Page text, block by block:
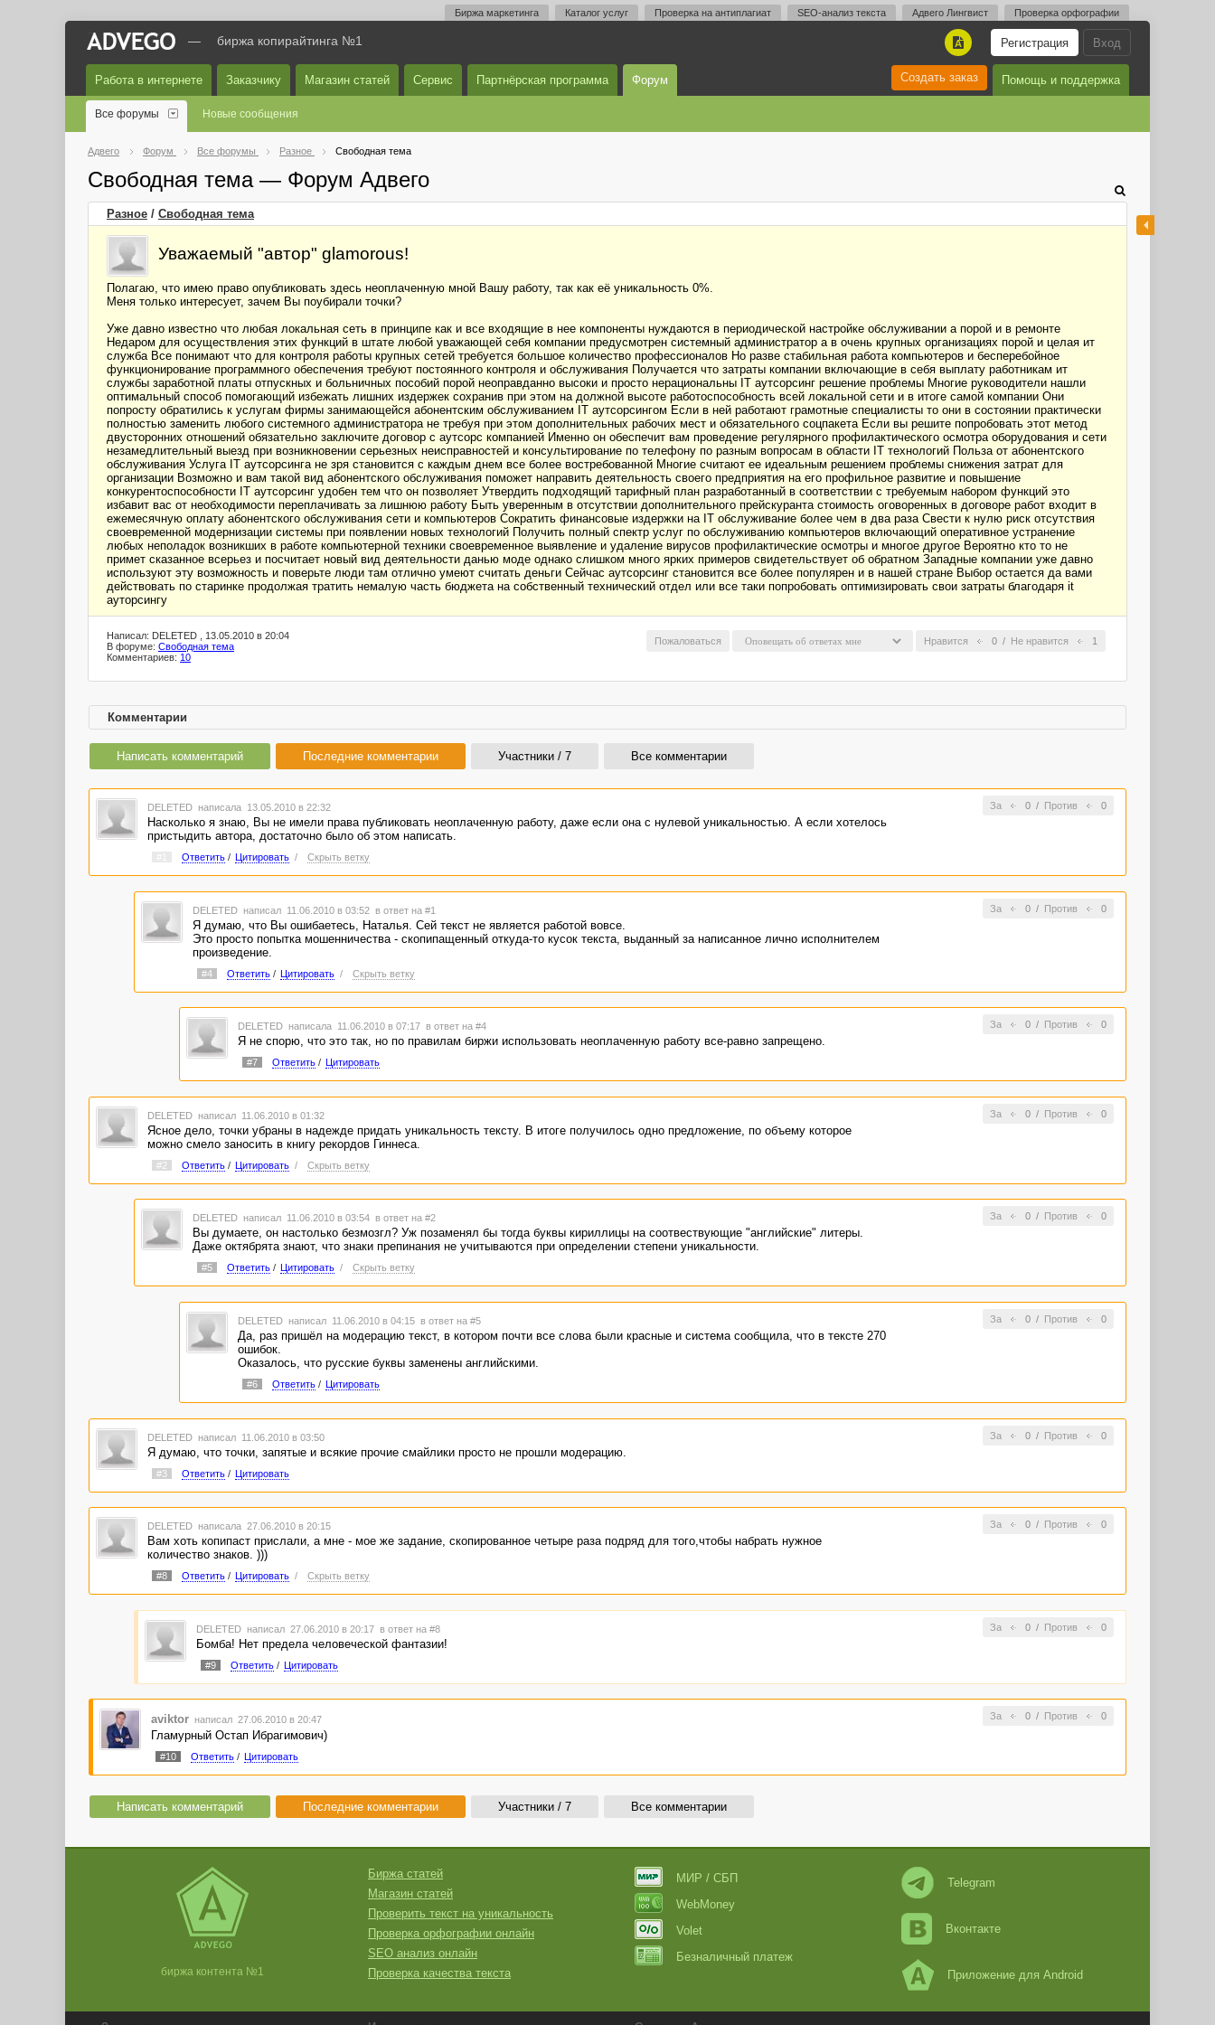
Биржа маркетинга Каталог услуг Проверка на антиплагиат SEO-анализ текста Адвего Лингвист Проверка орфографии
Вход
Регистрация
A
— биржа копирайтинга №1
Работа в интернете Заказчику Магазин статей Сервис Партнёрская программа Форум Помощь и поддержка
Создать заказ
Все форумы Новые сообщения
Адвего Форум Все форумы Разное Свободная тема
Свободная тема — Форум Адвего
Разное / Свободная тема
Уважаемый "автор" glamorous!
Полагаю, что имею право опубликовать здесь неоплаченную мной Вашу работу, так как её уникальность 0%.
Меня только интересует, зачем Вы поубирали точки?
Уже давно известно что любая локальная сеть в принципе как и все входящие в нее компоненты нуждаются в периодической настройке обслуживании а порой и в ремонте
Недаром для осуществления этих функций в штате любой уважающей себя компании предусмотрен системный администратор а в очень крупных организациях порой и целая ит
служба Все понимают что для контроля работы крупных сетей требуется большое количество профессионалов Но разве стабильная работа компьютеров и бесперебойное
функционирование программного обеспечения требуют постоянного контроля и обслуживания Получается что затраты компании включающие в себя выплату работникам ит
службы заработной платы отпускных и больничных пособий порой неоправданно высоки и просто нерациональны IT аутсорсинг решение проблемы Многие руководители нашли
оптимальный способ помогающий избежать лишних издержек сохранив при этом на должной высоте работоспособность всей локальной сети и в итоге самой компании Они
попросту обратились к услугам фирмы занимающейся абонентским обслуживанием IT аутсорсингом Если в ней работают грамотные специалисты то они в состоянии практически
полностью заменить любого системного администратора не требуя при этом дополнительных рабочих мест и обязательного соцпакета Если вы решите попробовать этот метод
двусторонних отношений обязательно заключите договор с аутсорс компанией Именно он обеспечит вам проведение регулярного профилактического осмотра оборудования и сети
незамедлительный выезд при возникновении серьезных неисправностей и консультирование по телефону по разным вопросам в области IT технологий Польза от абонентского
обслуживания Услуга IT аутсорсинга не зря становится с каждым днем все более востребованной Многие считают ее идеальным решением проблемы снижения затрат для
организации Возможно и вам такой вид абонентского обслуживания поможет направить деятельность своего предприятия на его профильное развитие и повышение
конкурентоспособности IT аутсорсинг удобен тем что он позволяет Утвердить подходящий тарифный план разработанный в соответствии с требуемым набором функций это
избавит вас от необходимости переплачивать за лишнюю работу Быть уверенным в отсутствии дополнительного прейскуранта стоимость оговоренных в договоре работ входит в
ежемесячную оплату абонентского обслуживания сети и компьютеров Сократить финансовые издержки на IT обслуживание более чем в два раза Свести к нулю риск отсутствия
своевременной модернизации системы при появлении новых технологий Получить полный спектр услуг по обслуживанию компьютеров включающий оперативное устранение
любых неполадок возникших в работе компьютерной техники своевременное выявление и удаление вирусов профилактические осмотры и многое другое Вероятно кто то не
примет сказанное всерьез и посчитает новый вид деятельности данью моде однако слишком много ярких примеров свидетельствует об обратном Западные компании уже давно
используют эту возможность и поверьте люди там отлично умеют считать деньги Сейчас аутсорсинг становится все более популярен и в нашей стране Выбор остается да вами
действовать по старинке продолжая тратить немалую часть бюджета на собственный технический отдел или все таки попробовать оптимизировать свои затраты благодаря it
ауторсингу
Нравится 0 / Не нравится 1
Пожаловаться
Написал: DELETED , 13.05.2010 в 20:04
В форуме: Свободная тема
Комментариев: 10
Комментарии
Написать комментарий Последние комментарии Участники / 7 Все комментарии
За 0/ Против 0
DELETED написала 13.05.2010 в 22:32
Насколько я знаю, Вы не имели права публиковать неоплаченную работу, даже если она с нулевой уникальностью. А если хотелось
пристыдить автора, достаточно было об этом написать.
Ответить/ Цитировать / Скрыть ветку
За 0/ Против 0
DELETED написал 11.06.2010 в 03:52 в ответ на #1
Я думаю, что Вы ошибаетесь, Наталья. Сей текст не является работой вовсе.
Это просто попытка мошенничества - скопипащенный откуда-то кусок текста, выданный за написанное лично исполнителем
произведение.
#4 Ответить/ Цитировать / Скрыть ветку
За 0/ Против 0
DELETED написала 11.06.2010 в 07:17 в ответ на #4
Я не спорю, что это так, но по правилам биржи использовать неоплаченную работу все-равно запрещено.
#7 Ответить/ Цитировать
За 0/ Против 0
DELETED написал 11.06.2010 в 01:32
Ясное дело, точки убраны в надежде придать уникальность тексту. В итоге получилось одно предложение, по объему которое
можно смело заносить в книгу рекордов Гиннеса.
#2 Ответить/ Цитировать / Скрыть ветку
За 0/ Против 0
DELETED написал 11.06.2010 в 03:54 в ответ на #2
Вы думаете, он настолько безмозгл? Уж позаменял бы тогда буквы кириллицы на соотвествующие "английские" литеры.
Даже октябрята знают, что знаки препинания не учитываются при определении степени уникальности.
#5 Ответить/ Цитировать / Скрыть ветку
За 0/ Против 0
DELETED написал 11.06.2010 в 04:15 в ответ на #5
Да, раз пришёл на модерацию текст, в котором почти все слова были красные и система сообщила, что в тексте 270
ошибок.
Оказалось, что русские буквы заменены английскими.
#6 Ответить/ Цитировать
За 0/ Против 0
DELETED написал 11.06.2010 в 03:50
Я думаю, что точки, запятые и всякие прочие смайлики просто не прошли модерацию.
#3 Ответить/ Цитировать
За 0/ Против 0
DELETED написала 27.06.2010 в 20:15
Вам хоть копипаст прислали, а мне - мое же задание, скопированное четыре раза подряд для того,чтобы набрать нужное
количество знаков. )))
#8 Ответить/ Цитировать / Скрыть ветку
За 0/ Против 0
DELETED написал 27.06.2010 в 20:17 в ответ на #8
Бомба! Нет предела человеческой фантазии!
#9 Ответить/ Цитировать
За 0/ Против 0
aviktor написал 27.06.2010 в 20:47
Гламурный Остап Ибрагимович)
#10 Ответить/ Цитировать
Написать комментарий Последние комментарии Участники / 7 Все комментарии
биржа контента №1
Биржа статей
Магазин статей
Проверить текст на уникальность
Проверка орфографии онлайн
SEO анализ онлайн
Проверка качества текста
МИР / СБП
WebMoney
Volet
Безналичный платеж
Telegram
Вконтакте
Приложение для Android